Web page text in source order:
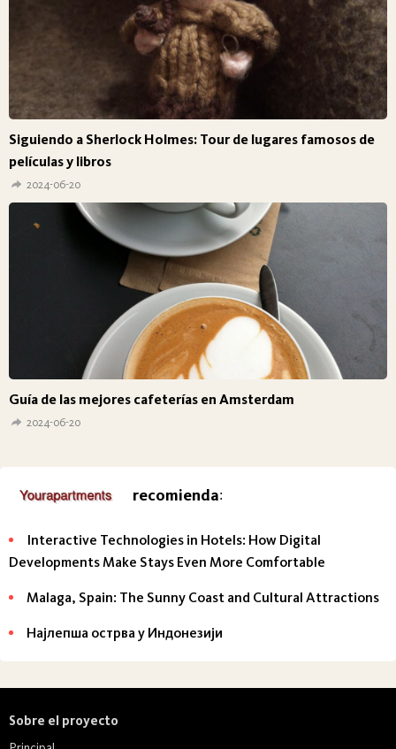
Siguiendo a Sherlock Holmes: Tour de lugares famosos de
películas y libros
2024-06-20
Guía de las mejores cafeterías en Amsterdam
2024-06-20
recomienda:
Interactive Technologies in Hotels: How Digital
Developments Make Stays Even More Comfortable
Malaga, Spain: The Sunny Coast and Cultural Attractions
Најлепша острва у Индонезији
Sobre el proyecto